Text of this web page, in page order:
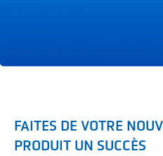
FAITES DE VOTRE
PRODUIT UN SUCCÈS